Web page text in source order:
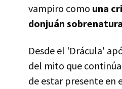
vampiro como una
donjuán
Desde el 'Drácula'
del mito que
de estar presente en